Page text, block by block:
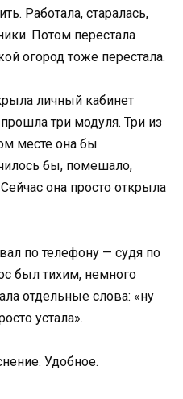
Работала, старалась,
Потом перестала
огород тоже перестала.
личный кабинет
три модуля. Три из
месте она бы
бы, помешало,
она просто открыла
по телефону — судя по
был тихим, немного
отдельные слова: «ну
устала».
Удобное.